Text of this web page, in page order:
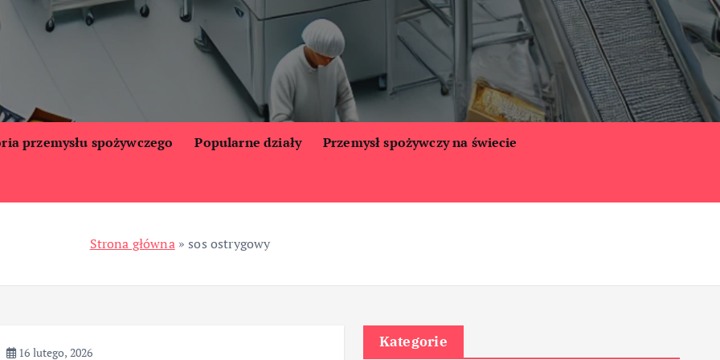
przemysłu spożywczego Popularne działy Przemysł spożywczy na świecie
Strona główna»sos ostrygowy
16 lutego, 2026
Kategorie